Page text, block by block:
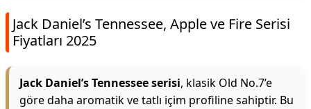
Jack Daniel’s Tennessee, Apple ve Fire Serisi
Fiyatları 2025
Jack Daniel’s Tennessee serisi, klasik Old No.7’e
göre daha aromatik ve tatlı içim profiline sahiptir. Bu